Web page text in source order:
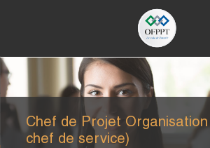
Chef de Projet
chef de service)